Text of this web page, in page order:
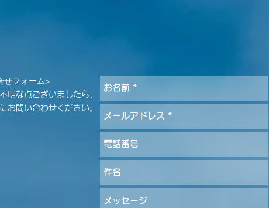
せフォーム>
明な点ございましたら、
お問い合わせください。